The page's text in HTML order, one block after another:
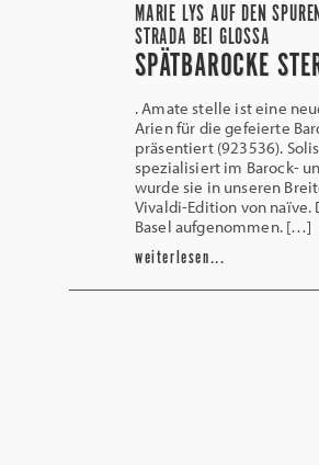
MARIE LYS AUF DEN
STRADA BEI GLOSSA
SPÄTBAROCKE
. Amate stelle ist eine
Arien für die gefeierte
präsentiert (923536).
spezialisiert im Barock-
wurde sie in unseren
Vivaldi-Edition von
Basel aufgenommen. […]
weiterlesen...